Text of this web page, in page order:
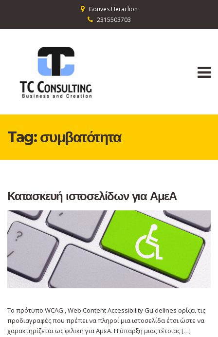
Gouves Heraclion
2315503703
Tag:συμβατότητα
Κατασκευή ιστοσελίδων για ΑμεΑ
Το πρότυπο WCAG , Web Content Accessibility Guidelines ορίζει τις
προδιαγραφές που πρέπει να πληροί μια ιστοσελίδα έτσι ώστε να
χαρακτηρίζεται ως φιλική για ΑμεΑ. Η ύπαρξη μιας τέτοιας […]